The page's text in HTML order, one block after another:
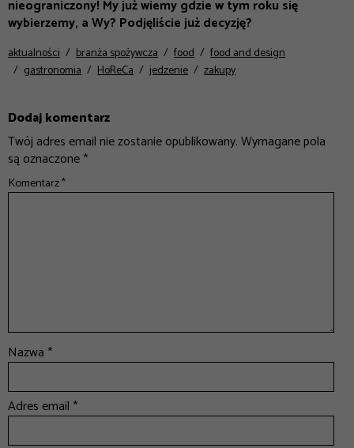
nieograniczony! My już wiemy gdzie w tym roku się
wybierzemy, a Wy? Podjęliście już decyzję?
aktualności branża spożywcza food
food and design
gastronomia
HoReCa jedzenie zakupy
Dodaj komentarz
Twój adres email nie zostanie opublikowany.Wymagane pola
są oznaczone*
Komentarz*
Nazwa *
Adres email *